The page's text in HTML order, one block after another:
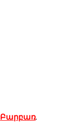
Բարբառ.